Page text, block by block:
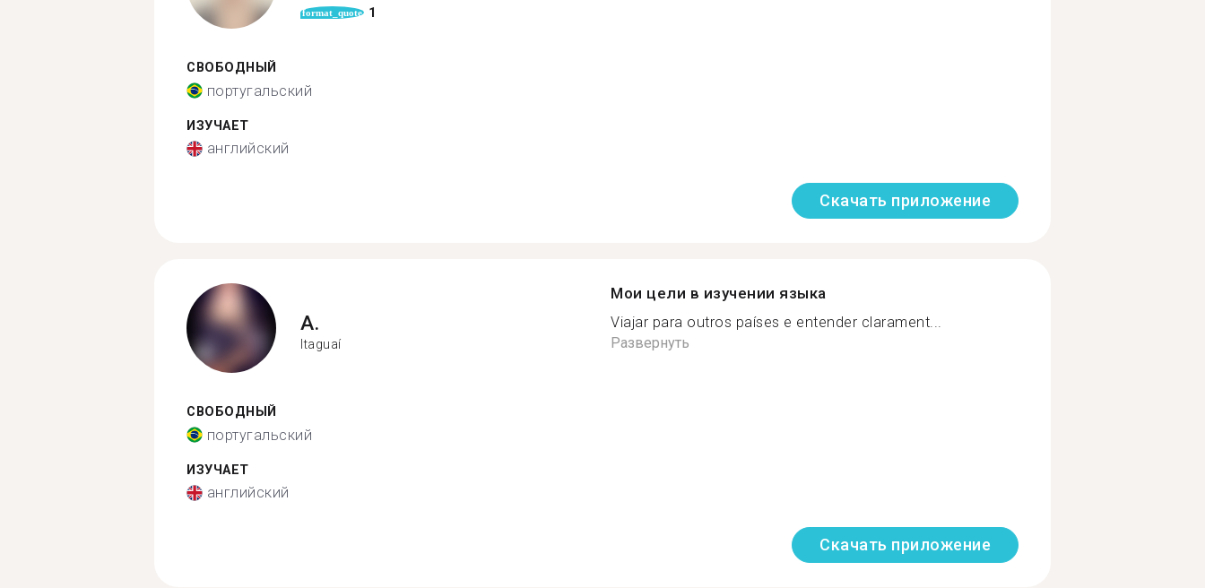
format_quote 1
СВОБОДНЫЙ
португальский
ИЗУЧАЕТ
английский
Скачать приложение
A.
Itaguaí
СВОБОДНЫЙ
португальский
ИЗУЧАЕТ
английский
Мои цели в изучении языка
Viajar para outros países e entender clarament...
Развернуть
Скачать приложение